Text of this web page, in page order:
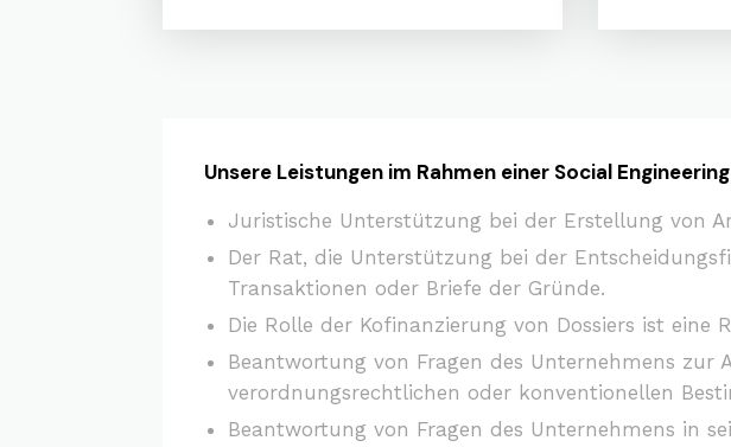
Unsere Leistungen im Rahmen einer Social
Juristische Unterstützung bei der Erstellung von
Der Rat, die Unterstützung bei der
Transaktionen oder Briefe der Gründe.
Die Rolle der Kofinanzierung von Dossiers ist eine
Beantwortung von Fragen des Unternehmens zur
verordnungsrechtlichen oder konventionellen
Beantwortung von Fragen des Unternehmens in